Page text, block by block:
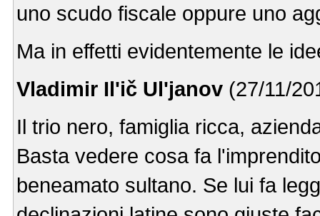
uno scudo fiscale oppure uno
Ma in effetti evidentemente le
Vladimir Il'ič Ul'janov (27/11/
Il trio nero, famiglia ricca,
Basta vedere cosa fa
beneamato sultano. Se lui fa